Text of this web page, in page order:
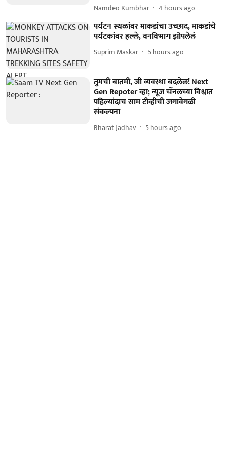
Namdeo Kumbhar 4 hours ago
पर्यटन स्थळांवर माकडांचा उच्छाद, माकडांचे
पर्यटकांवर हल्ले, वनविभाग झोपलेलं
Suprim Maskar 5 hours ago
तुमची बातमी, जी व्यवस्था बदलेल! Next
Gen Repoter व्हा; न्यूज चॅनलच्या विश्वात
पहिल्यांदाच साम टीव्हीची जगावेगळी
संकल्पना
Bharat Jadhav 5 hours ago